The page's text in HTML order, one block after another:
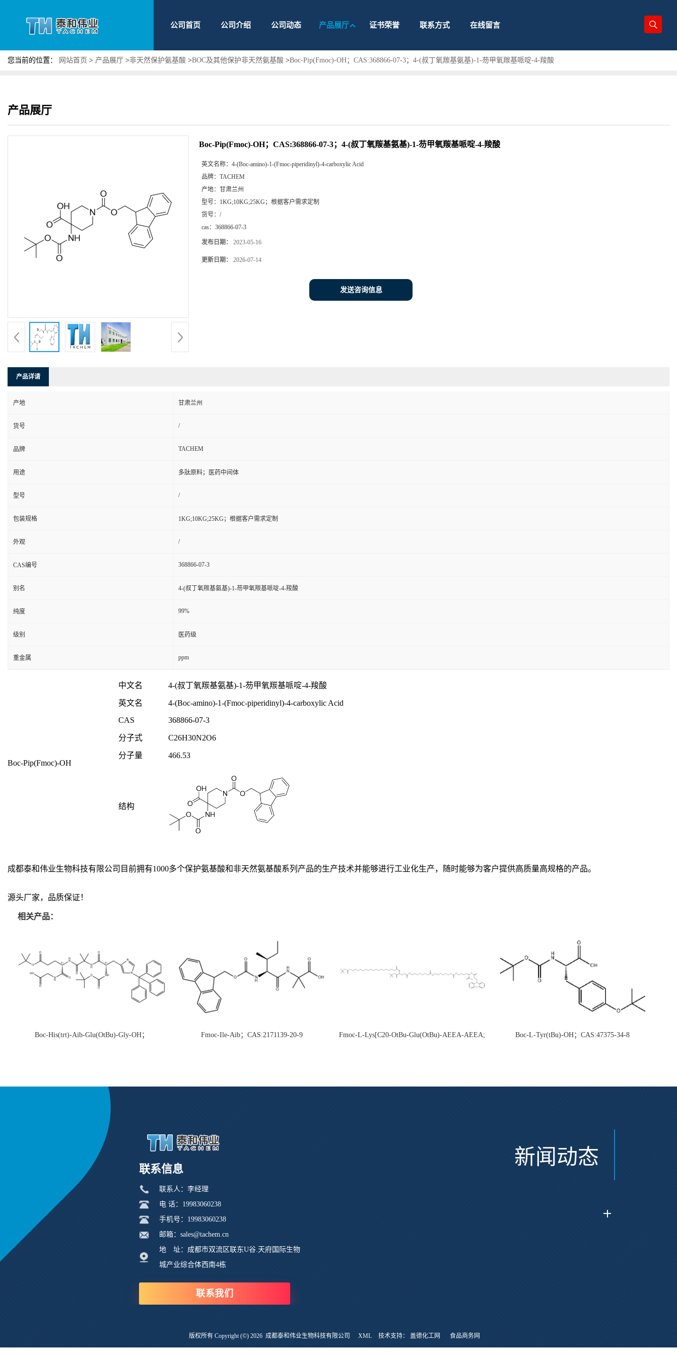
公司首页 公司介绍 公司动态 产品展厅 证书荣誉 联系方式 在线留言
您当前的位置： 网站首页 > 产品展厅 >非天然保护氨基酸 >BOC及其他保护非天然氨基酸 >Boc-Pip(Fmoc)-OH；CAS:368866-07-3；4-(叔丁氧羰基氨基)-1-芴甲氧羰基哌啶-4-羧酸
产品展厅
Boc-Pip(Fmoc)-OH；CAS:368866-07-3；4-(叔丁氧羰基氨基)-1-芴甲氧羰基哌啶-4-羧酸
英文名称： 4-(Boc-amino)-1-(Fmoc-piperidinyl)-4-carboxylic Acid
品牌： TACHEM
产地： 甘肃兰州
型号： 1KG;10KG;25KG；根据客户需求定制
货号： /
cas： 368866-07-3
发布日期： 2023-05-16
更新日期： 2026-07-14
发送咨询信息
产品详请
产地 甘肃兰州
货号 /
品牌 TACHEM
用途 多肽原料；医药中间体
型号 /
包装规格 1KG;10KG;25KG；根据客户需求定制
外观 /
CAS编号 368866-07-3
别名 4-(叔丁氧羰基氨基)-1-芴甲氧羰基哌啶-4-羧酸
纯度 99%
级别 医药级
重金属 ppm
Boc-Pip(Fmoc)-OH
中文名 4-(叔丁氧羰基氨基)-1-芴甲氧羰基哌啶-4-羧酸
英文名
4-(Boc-amino)-1-(Fmoc-piperidinyl)-4-carboxylic Acid
CAS
368866-07-3
分子式 C26H30N2O6
分子量 466.53
结构
成都泰和伟业生物科技有限公司目前拥有1000多个保护氨基酸和非天然氨基酸系列产品的生产技术并能够进行工业化生产，随时能够为客户提供高质量高规格的产品。
源头厂家，品质保证！
相关产品：
Boc-His(trt)-Aib-Glu(OtBu)-Gly-OH；
Fmoc-Ile-Aib；CAS:2171139-20-9
Fmoc-L-Lys[C20-OtBu-Glu(OtBu)-AEEA-AEEA;
Boc-L-Tyr(tBu)-OH；CAS:47375-34-8
新闻动态
联系信息
联系人：李经理
电 话：19983060238
手机号：19983060238
邮箱：sales@tachem.cn
地 址：成都市双流区联东U谷.天府国际生物
城产业综合体西南4栋
联系我们
版权所有 Copyright (©) 2026 成都泰和伟业生物科技有限公司 XML 技术支持： 盖德化工网 食品商务网